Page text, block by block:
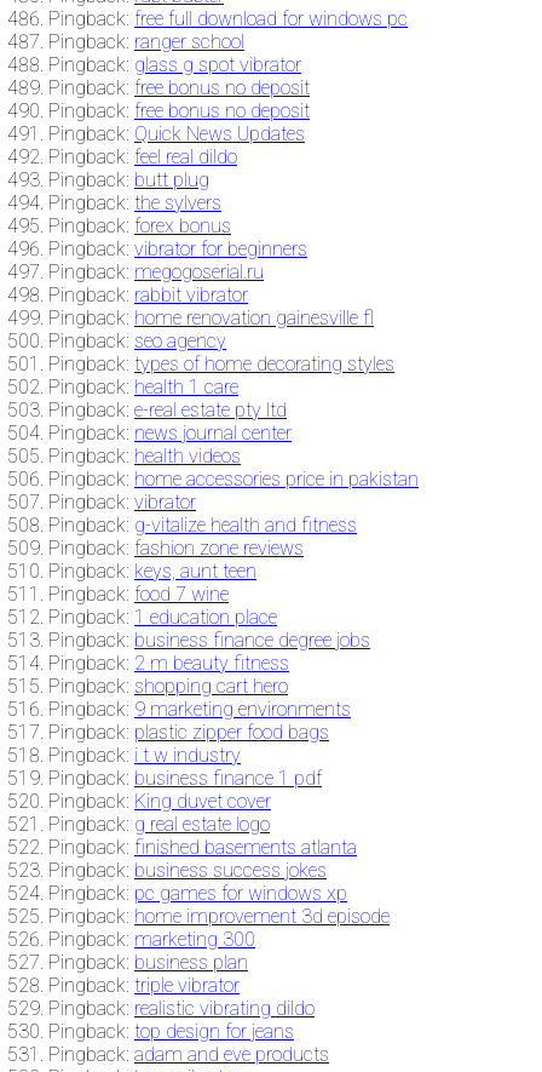
Pingback: free full download for windows pc
Pingback: ranger school
Pingback: glass g spot vibrator
Pingback: free bonus no deposit
Pingback: free bonus no deposit
Pingback: Quick News Updates
Pingback: feel real dildo
Pingback: butt plug
Pingback: the sylvers
Pingback: forex bonus
Pingback: vibrator for beginners
Pingback: megogoserial.ru
Pingback: rabbit vibrator
Pingback: home renovation gainesville fl
Pingback: seo agency
Pingback: types of home decorating styles
Pingback: health 1 care
Pingback: e-real estate pty ltd
Pingback: news journal center
Pingback: health videos
Pingback: home accessories price in pakistan
Pingback: vibrator
Pingback: g-vitalize health and fitness
Pingback: fashion zone reviews
Pingback: keys, aunt teen
Pingback: food 7 wine
Pingback: 1 education place
Pingback: business finance degree jobs
Pingback: 2 m beauty fitness
Pingback: shopping cart hero
Pingback: 9 marketing environments
Pingback: plastic zipper food bags
Pingback: i t w industry
Pingback: business finance 1 pdf
Pingback: King duvet cover
Pingback: g real estate logo
Pingback: finished basements atlanta
Pingback: business success jokes
Pingback: pc games for windows xp
Pingback: home improvement 3d episode
Pingback: marketing 300
Pingback: business plan
Pingback: triple vibrator
Pingback: realistic vibrating dildo
Pingback: top design for jeans
Pingback: adam and eve products